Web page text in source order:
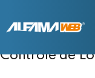
Controle de